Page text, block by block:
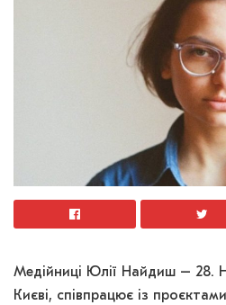
Медійниці Юлії Найдиш – 28.
Києві, співпрацює із